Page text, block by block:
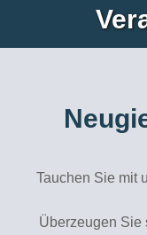
Tauchen Sie mit
Überzeugen Sie